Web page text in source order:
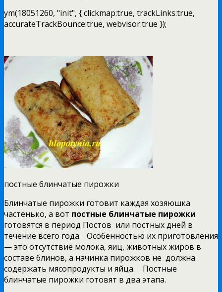
ym(18051260, "init", { clickmap:true, trackLinks:true,
accurateTrackBounce:true, webvisor:true });
постные блинчатые пирожки
Блинчатые пирожки готовит каждая хозяюшка
частенько, а вот постные блинчатые пирожки
готовятся в период Постов или постных дней в
течение всего года. Особенностью их приготовления
— это отсутствие молока, яиц, животных жиров в
составе блинов, а начинка пирожков не должна
содержать мясопродукты и яйца. Постные
блинчатые пирожки готовят в два этапа.